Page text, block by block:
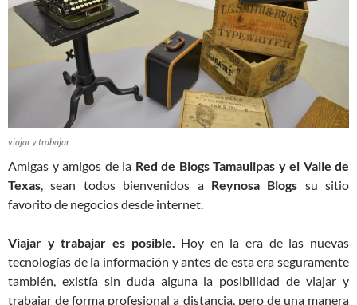
viajar y trabajar
Amigas y amigos de la Red de Blogs Tamaulipas y el Valle de
Texas, sean todos bienvenidos a Reynosa Blogs su sitio
favorito de negocios desde internet.
Viajar y trabajar es posible. Hoy en la era de las nuevas
tecnologías de la información y antes de esta era seguramente
también, existía sin duda alguna la posibilidad de viajar y
trabajar de forma profesional a distancia, pero de una manera